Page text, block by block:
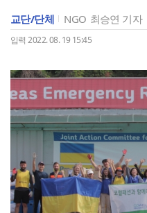
교단/단체 NGO 최승연 기자
입력 2022. 08. 19 15:45